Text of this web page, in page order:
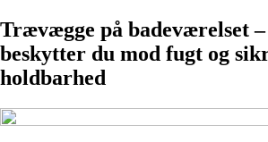
Trævægge på badeværelset –
beskytter du mod fugt og
holdbarhed